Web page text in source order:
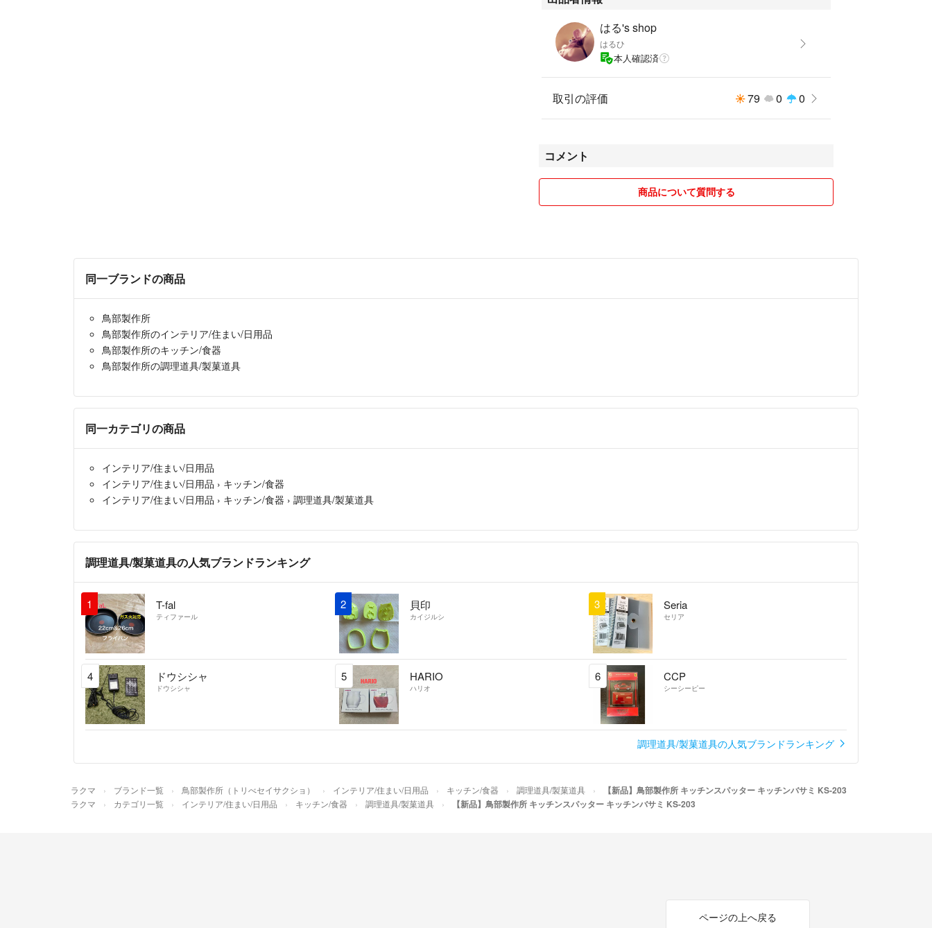
はる's shop
はるひ
本人確認済
取引の評価 79 0 0
コメント
商品について質問する
同一ブランドの商品
鳥部製作所
鳥部製作所のインテリア/住まい/日用品
鳥部製作所のキッチン/食器
鳥部製作所の調理道具/製菓道具
同一カテゴリの商品
インテリア/住まい/日用品
インテリア/住まい/日用品 › キッチン/食器
インテリア/住まい/日用品 › キッチン/食器 › 調理道具/製菓道具
調理道具/製菓道具の人気ブランドランキング
1 T-fal
ティファール
2 貝印
カイジルシ
3 Seria
セリア
4 ドウシシャ
ドウシシャ
5 HARIO
ハリオ
6 CCP
シーシーピー
調理道具/製菓道具の人気ブランドランキング
ラクマ ブランド一覧 鳥部製作所（トリべセイサクショ） インテリア/住まい/日用品 キッチン/食器 調理道具/製菓道具 【新品】鳥部製作所 キッチンスパッター キッチンバサミ KS-203
ラクマ カテゴリ一覧 インテリア/住まい/日用品 キッチン/食器 調理道具/製菓道具 【新品】鳥部製作所 キッチンスパッター キッチンバサミ KS-203
ページの上へ戻る